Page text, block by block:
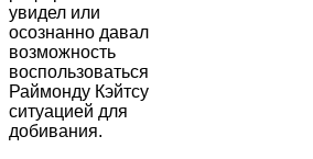
увидел или
осознанно давал
возможность
воспользоваться
Раймонду Кэйтсу
ситуацией для
добивания.